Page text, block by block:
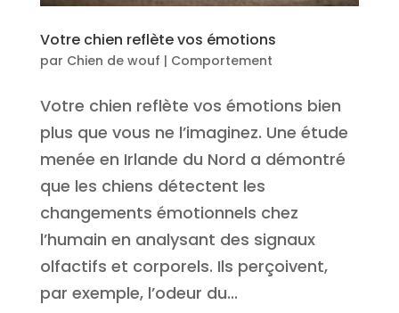
Votre chien reflète vos émotions
par Chien de wouf | Comportement
Votre chien reflète vos émotions bien
plus que vous ne l’imaginez. Une étude
menée en Irlande du Nord a démontré
que les chiens détectent les
changements émotionnels chez
l’humain en analysant des signaux
olfactifs et corporels. Ils perçoivent,
par exemple, l’odeur du...